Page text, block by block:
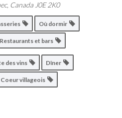
Canada J0E 2K0
Où dormir
Restaurants et bars
des vins Dîner
Coeur villageois